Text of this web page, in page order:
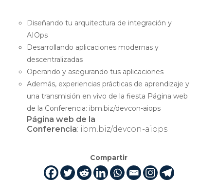
Diseñando tu arquitectura de integración y
AIOps
Desarrollando aplicaciones modernas y
descentralizadas
Operando y asegurando tus aplicaciones
Además, experiencias prácticas de aprendizaje y
una transmisión en vivo de la fiesta Página web
de la Conferencia: ibm.biz/devcon-aiops
Página web de la
Conferencia: ibm.biz/devcon-aiops
Compartir